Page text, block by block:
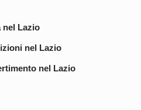
nel Lazio
nel Lazio
nel Lazio